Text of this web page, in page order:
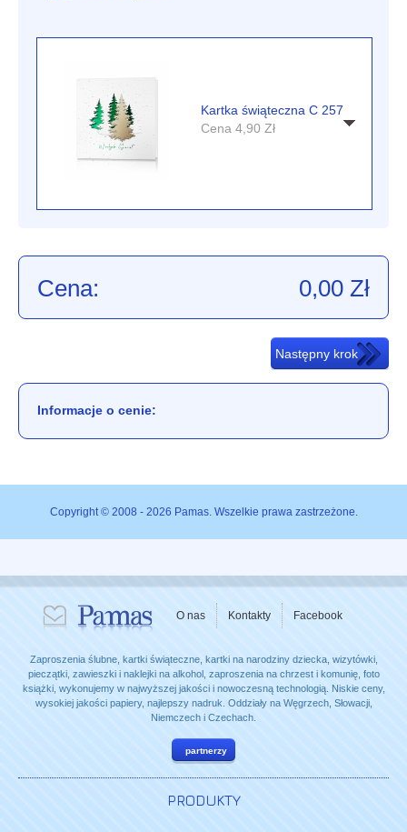
Kartka świąteczna C 257
Cena 4,90 Zł
Cena: 0,00 Zł
Informacje o cenie:
Copyright © 2008 - 2026 Pamas. Wszelkie prawa zastrzeżone.
O nas Kontakty Facebook
Zaproszenia ślubne, kartki świąteczne, kartki na narodziny dziecka, wizytówki,
pieczątki, zawieszki i naklejki na alkohol, zaproszenia na chrzest i komunię, foto
książki, wykonujemy w najwyższej jakości i nowoczesną technologią. Niskie ceny,
wysokiej jakości papiery, najlepszy nadruk. Oddziały na Węgrzech, Słowacji,
Niemczech i Czechach.
partnerzy
PRODUKTY